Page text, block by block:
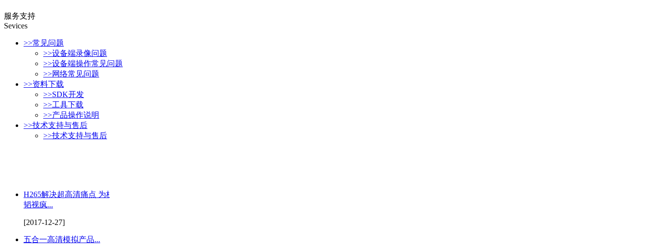
服务支持
Sevices
>>常见问题
>>设备端录像问题
>>设备端操作常见问题
>>网络常见问题
>>资料下载
>>SDK开发
>>工具下载
>>产品操作说明
>>技术支持与售后
>>技术支持与售后
H265解决超高清痛点 为杭州
韬视疯...
[2017-12-27]
五合一高清模拟产品...